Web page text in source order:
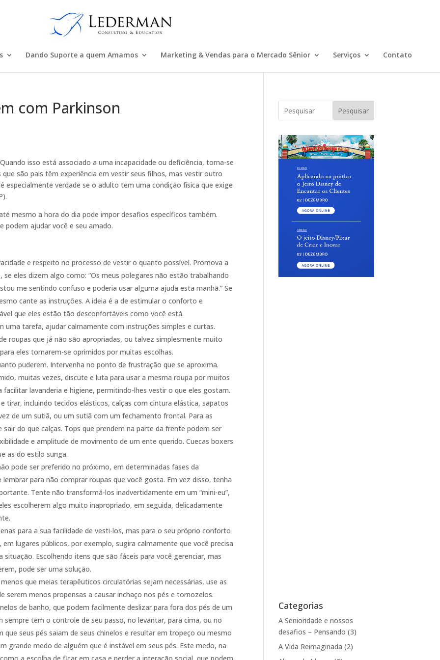
Dando Suporte a quem Amamos Marketing & Vendas para o Mercado Sênior Serviços Contato
com Parkinson
isso está associado a uma incapacidade ou deficiência, torna-se
são pais têm experiência em vestir seus filhos, mas vestir outro
verdade se o adulto tem uma condição física que exige
mesmo a hora do dia pode impor desafios específicos também.
podem ajudar você e seu amado.
e respeito no processo de vestir o quanto possível. Promova a
se eles dizem algo como: “Os meus polegares não estão trabalhando
me sentindo confuso e poderia usar alguma ajuda esta manhã.” Se
cante as instruções. A ideia é a de estimular o conforto e
que eles estão tão desconfortáveis como você está.
uma tarefa, ajudar calmamente com instruções simples e curtas.
roupas que já não são apropriadas, ou talvez simplesmente muito
eles tornarem-se oprimidos por muitas escolhas.
puderem. Intervenha no ponto de frustração que se aproxima.
muitas vezes, discute e luta para usar a mesma roupa por muitos
lavanderia e higiene, permitindo-lhes vestir o que eles gostam.
tirar, incluindo tecidos elásticos, calças com cintura elástica, sapatos
de um sutiã, ou um sutiã com um fechamento frontal. Para as
do que calças. Tops que prendem na parte da frente podem ser
e amplitude de movimento de um ente querido. Cuecas boxers
as do estilo sunga.
pode ser preferido no próximo, em determinadas fases da
para não comprar roupas que você gosta. Em vez disso, tenha
Tente não transformá-los inadvertidamente em um “mini-eu”,
escolherem algo muito inapropriado, em seguida, delicadamente
para a sua facilidade de vesti-los, mas para o seu próprio conforto
lugares públicos, por exemplo, sugira calmamente que você precisa
Escolhendo itens que são fáceis para você gerenciar, mas
pode ser uma solução.
que meias terapêuticos circulatórias sejam necessárias, use as
serem menos propensas a causar inchaço nos pés e tornozelos.
de banho, que podem facilmente deslizar para fora dos pés de um
sempre tem o controle de seu passo, no levantar, para cima, ou no
seus pés saiam de seus chinelos e resultar em tropeço ou mesmo
grande medo de alguém que é instável em seus pés. Este medo, na
Pesquisar
Categorias
A Senioridade e nossos
desafios – Pensando (3)
A Vida Reimaginada (2)